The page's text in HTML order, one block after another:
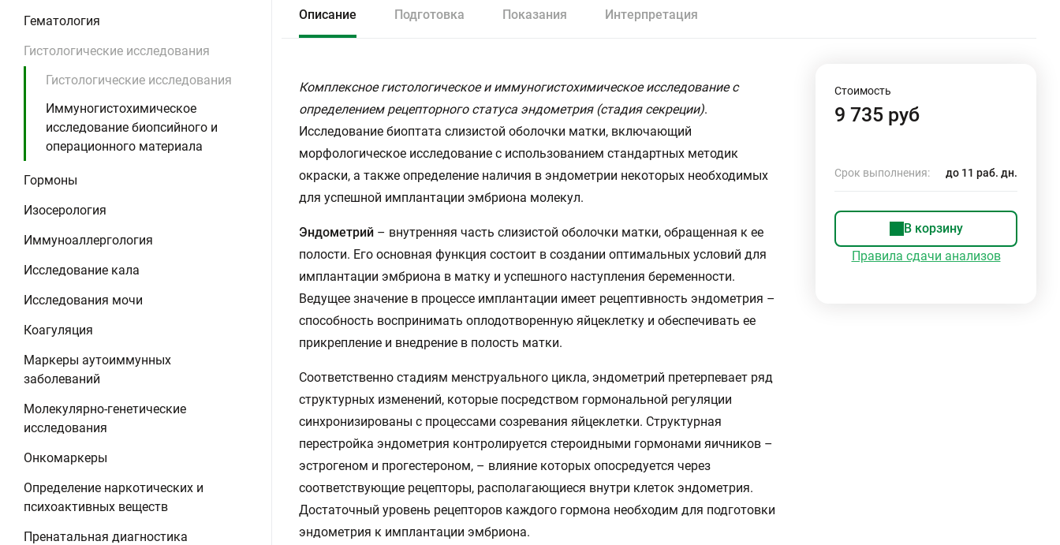
Гематология
Гистологические исследования
Гистологические исследования
Иммуногистохимическое
исследование биопсийного и
операционного материала
Гормоны
Изосерология
Иммуноаллергология
Исследование кала
Исследования мочи
Коагуляция
Маркеры аутоиммунных
заболеваний
Молекулярно-генетические
исследования
Онкомаркеры
Определение наркотических и
психоактивных веществ
Пренатальная диагностика
Описание Подготовка Показания Интерпретация
Комплексное гистологическое и иммуногистохимическое исследование с
определением рецепторного статуса эндометрия (стадия секреции).
Исследование биоптата слизистой оболочки матки, включающий
морфологическое исследование с использованием стандартных методик
окраски, а также определение наличия в эндометрии некоторых необходимых
для успешной имплантации эмбриона молекул.
Эндометрий – внутренняя часть слизистой оболочки матки, обращенная к ее
полости. Его основная функция состоит в создании оптимальных условий для
имплантации эмбриона в матку и успешного наступления беременности.
Ведущее значение в процессе имплантации имеет рецептивность эндометрия –
способность воспринимать оплодотворенную яйцеклетку и обеспечивать ее
прикрепление и внедрение в полость матки.
Соответственно стадиям менструального цикла, эндометрий претерпевает ряд
структурных изменений, которые посредством гормональной регуляции
синхронизированы с процессами созревания яйцеклетки. Структурная
перестройка эндометрия контролируется стероидными гормонами яичников –
эстрогеном и прогестероном, – влияние которых опосредуется через
соответствующие рецепторы, располагающиеся внутри клеток эндометрия.
Достаточный уровень рецепторов каждого гормона необходим для подготовки
эндометрия к имплантации эмбриона.
Стоимость
9 735 руб
Срок выполнения: до 11 раб. дн.
В корзину
Правила сдачи анализов